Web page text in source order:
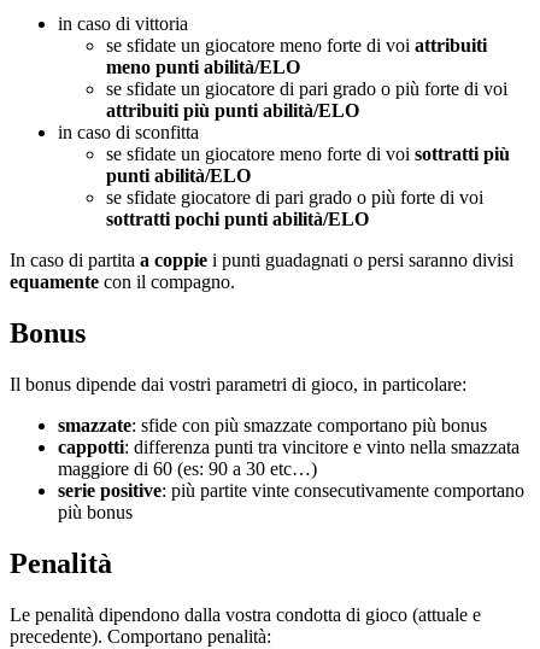
in caso di vittoria
se sfidate un giocatore meno forte di voi attribuiti
meno punti abilità/ELO
se sfidate un giocatore di pari grado o più forte di voi
attribuiti più punti abilità/ELO
in caso di sconfitta
se sfidate un giocatore meno forte di voi sottratti più
punti abilità/ELO
se sfidate giocatore di pari grado o più forte di voi
sottratti pochi punti abilità/ELO
In caso di partita a coppie i punti guadagnati o persi saranno divisi
equamente con il compagno.
Bonus
Il bonus dipende dai vostri parametri di gioco, in particolare:
smazzate: sfide con più smazzate comportano più bonus
cappotti: differenza punti tra vincitore e vinto nella smazzata
maggiore di 60 (es: 90 a 30 etc…)
serie positive: più partite vinte consecutivamente comportano
più bonus
Penalità
Le penalità dipendono dalla vostra condotta di gioco (attuale e
precedente). Comportano penalità: